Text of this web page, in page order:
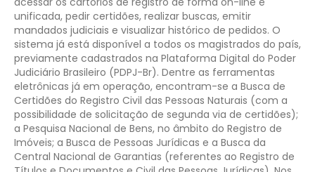
unificada, pedir certidões, realizar buscas, emitir
mandados judiciais e visualizar histórico de pedidos. O
sistema já está disponível a todos os magistrados do país,
previamente cadastrados na Plataforma Digital do Poder
Judiciário Brasileiro (PDPJ-Br). Dentre as ferramentas
eletrônicas já em operação, encontram-se a Busca de
Certidões do Registro Civil das Pessoas Naturais (com a
possibilidade de solicitação de segunda via de certidões);
a Pesquisa Nacional de Bens, no âmbito do Registro de
Imóveis; a Busca de Pessoas Jurídicas e a Busca da
Central Nacional de Garantias (referentes ao Registro de